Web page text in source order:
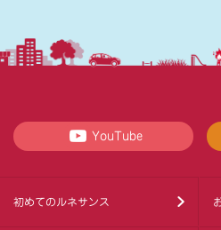
YouTube
初めてのルネサンス